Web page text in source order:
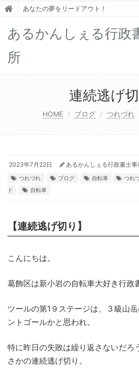
あなたの夢をリードアウト！
あるかんしぇる行政
所
連続逃げ
HOME ブログ つれづれ
2023年7月22日 あるかんしぇる行政書士事
つれづれ ブログ 自転車 つれ
ド
自転車
【連続逃げ切り】
こんにちは。
葛飾区は新小岩の自転車大好き行政
ツールの第1９ステージは、３級山
ントゴールかと思われ。
特に昨日の失敗は繰り返さないだろ
さかの連続逃げ切り。